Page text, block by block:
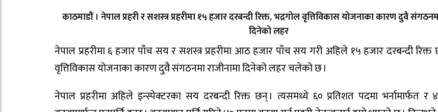
काठमाडौं । नेपाल प्रहरी र सशस्त्र प्रहरीमा १५ हजार दरबन्दी रिक्त, भद्रगोल वृत्तिविकास योजनाका कारण दुवै
दिनेको लहर
नेपाल प्रहरीमा ६ हजार पाँच सय र सशस्त्र प्रहरीमा आठ हजार पाँच सय गरी अहिले १५ हजार दरबन्दी रिक्त
वृत्तिविकास योजनाका कारण दुवै संगठनमा राजीनामा दिनेको लहर चलेको छ ।
नेपाल प्रहरीमा अहिले इन्स्पेक्टरका सय दरबन्दी रिक्त छन् । त्यसमध्ये ६० प्रतिशत पदमा भर्नामार्फत र